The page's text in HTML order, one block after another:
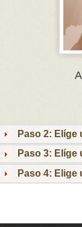
Paso 2: Elíge
Paso 3:
Paso 4: Elige